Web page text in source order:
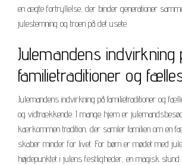
en ægte fortryllelse, der binder generationer
julestemning og troen på det usete.
Julemandens indvirkning
familietraditioner og
Julemandens indvirkning på familietraditioner og
og vidtrækkende. I mange hjem er
kærkommen tradition, der samler familien om en
skaber minder for livet. For børn er mødet med
højdepunktet i julens festligheder, en magisk